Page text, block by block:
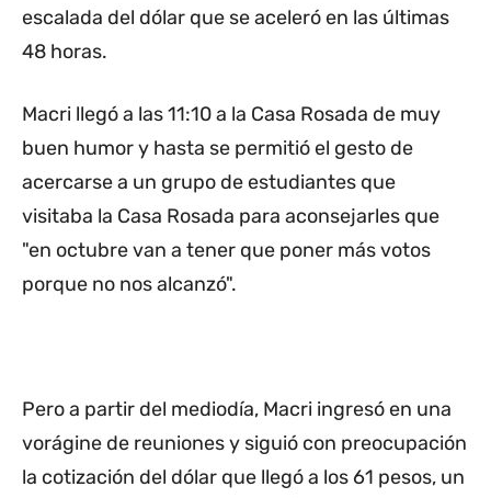
escalada del dólar que se aceleró en las últimas
48 horas.
Macri llegó a las 11:10 a la Casa Rosada de muy
buen humor y hasta se permitió el gesto de
acercarse a un grupo de estudiantes que
visitaba la Casa Rosada para aconsejarles que
"en octubre van a tener que poner más votos
porque no nos alcanzó".
Pero a partir del mediodía, Macri ingresó en una
vorágine de reuniones y siguió con preocupación
la cotización del dólar que llegó a los 61 pesos, un